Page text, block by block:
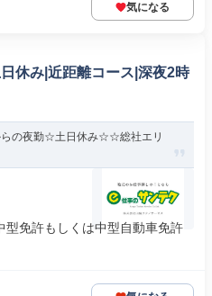
気になる
休み|近距離コース|深夜2時
の夜勤☆土日休み☆☆総社エリ
免許もしくは中型自動車免許